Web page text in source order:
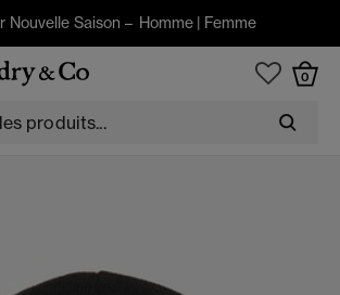
Nouvelle Saison – Homme| Femme
0